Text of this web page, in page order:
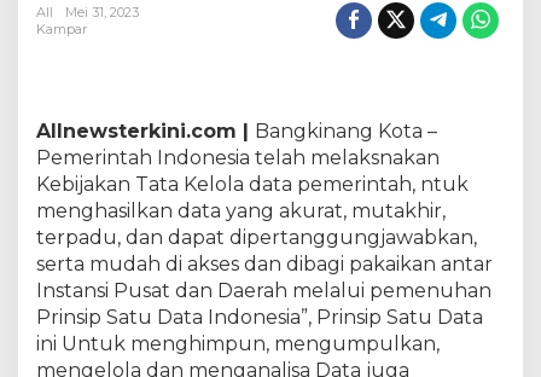
o
m
i
n
f
o
a
m
p
All
Mei 31, 2023
Kampar
Allnewsterkini.com | Bangkinang Kota –
Pemerintah Indonesia telah melaksnakan
Kebijakan Tata Kelola data pemerintah, ntuk
menghasilkan data yang akurat, mutakhir,
terpadu, dan dapat dipertanggungjawabkan,
serta mudah di akses dan dibagi pakaikan antar
Instansi Pusat dan Daerah melalui pemenuhan
Prinsip Satu Data Indonesia”, Prinsip Satu Data
ini Untuk menghimpun, mengumpulkan,
mengelola dan menganalisa Data juga